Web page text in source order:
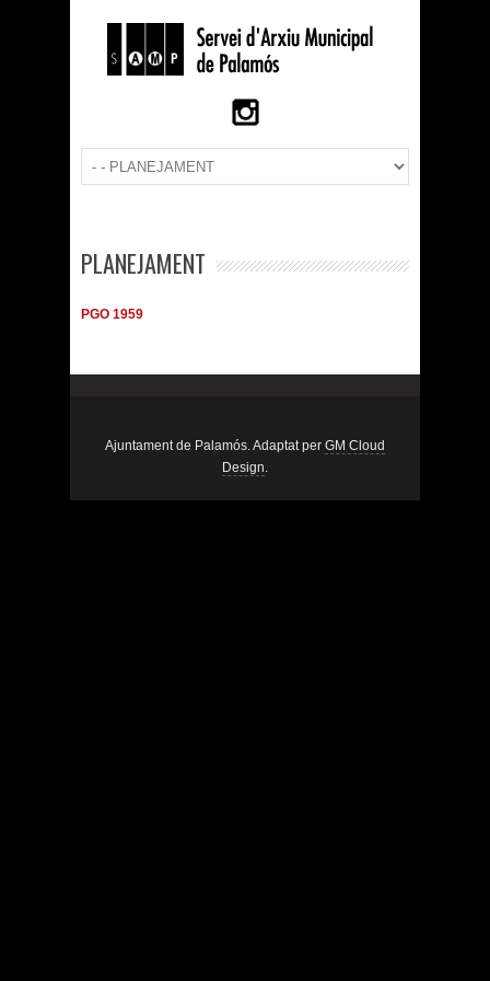
PLANEJAMENT
PGO 1959
Ajuntament de Palamós. Adaptat per GM Cloud
Design.